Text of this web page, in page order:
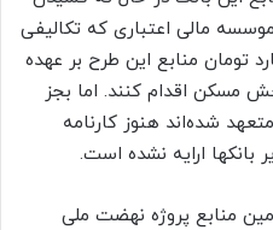
می‌رود ۲۶ بانک و موسسه مالی اعتباری که تکالیفی
۳۶۰ هزار میلیارد تومان منابع این طرح بر عهده
مسکن اقدام کنند. اما بجز
شده‌اند هنوز کارنامه
ارایه نشده است.
منابع پروژه نهضت ملی